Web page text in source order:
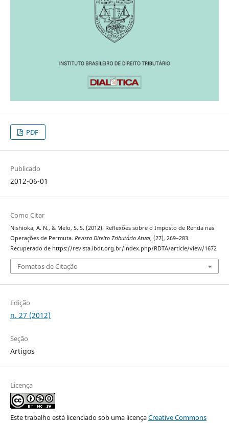
PDF
Publicado
2012-06-01
Como Citar
Nishioka, A. N., & Melo, S. S. (2012). Reflexões sobre o Imposto de Renda nas
Operações de Permuta. Revista Direito Tributário Atual, (27), 269–283.
Recuperado de https://revista.ibdt.org.br/index.php/RDTA/article/view/1672
Fomatos de Citação
Edição
n. 27 (2012)
Seção
Artigos
Licença
Este trabalho está licenciado sob uma licençaCreative Commons